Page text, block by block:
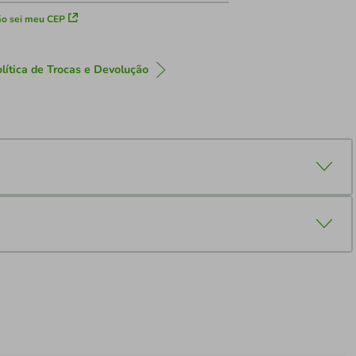
sei meu CEP
de Trocas e Devolução